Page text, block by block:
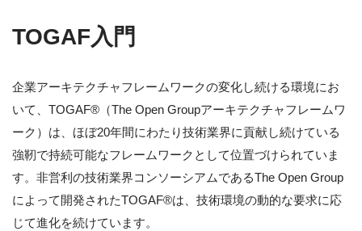
TOGAF入門
企業アーキテクチャフレームワークの変化し続ける環境にお
いて、TOGAF®（The Open Groupアーキテクチャフレームワ
ーク）は、ほぼ20年間にわたり技術業界に貢献し続けている
強靭で持続可能なフレームワークとして位置づけられていま
す。非営利の技術業界コンソーシアムであるThe Open Group
によって開発されたTOGAF®は、技術環境の動的な要求に応
じて進化を続けています。